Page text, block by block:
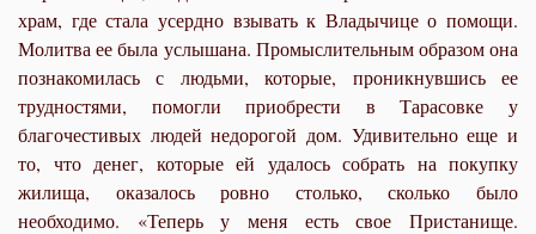
храм, где стала усердно взывать к Владычице о помощи.
Молитва ее была услышана. Промыслительным образом она
познакомилась с людьми, которые, проникнувшись ее
трудностями, помогли приобрести в Тарасовке у
благочестивых людей недорогой дом. Удивительно еще и
то, что денег, которые ей удалось собрать на покупку
жилища, оказалось ровно столько, сколько было
необходимо. «Теперь у меня есть свое Пристанище.